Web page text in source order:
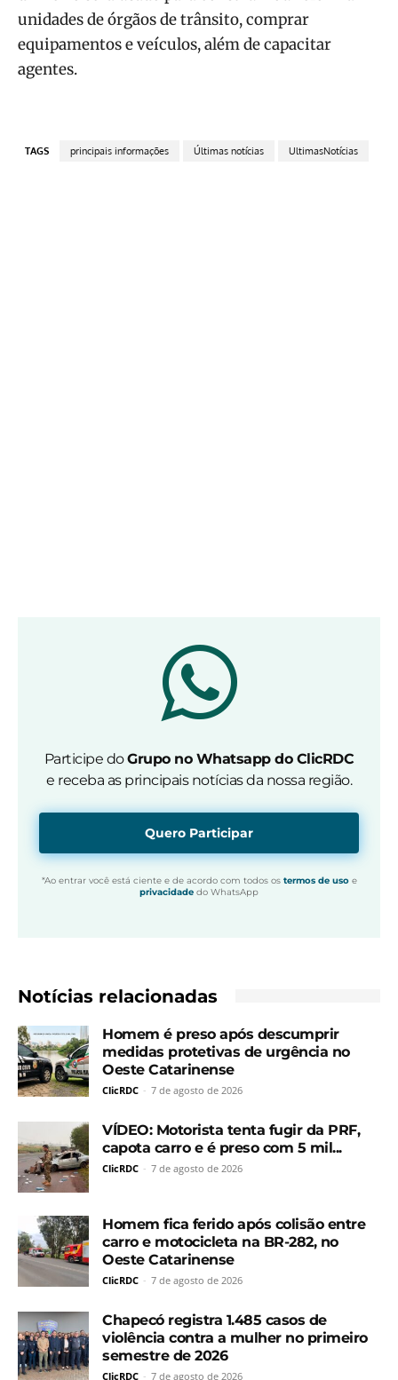
unidades de órgãos de trânsito, comprar
equipamentos e veículos, além de capacitar
agentes.
TAGS principais informações Últimas notícias UltimasNotícias
Participe doGrupo no Whatsapp do ClicRDC
e receba as principais notícias da nossa região.
Quero Participar
*Ao entrar você está ciente e de acordo com todos os termos de usoe
privacidade do WhatsApp
Notícias relacionadas
Homem é preso após descumprir
medidas protetivas de urgência no
Oeste Catarinense
ClicRDC - 7 de agosto de 2026
VÍDEO: Motorista tenta fugir da PRF,
capota carro e é preso com 5 mil...
ClicRDC - 7 de agosto de 2026
Homem fica ferido após colisão entre
carro e motocicleta na BR-282, no
Oeste Catarinense
ClicRDC - 7 de agosto de 2026
Chapecó registra 1.485 casos de
violência contra a mulher no primeiro
semestre de 2026
ClicRDC - 7 de agosto de 2026